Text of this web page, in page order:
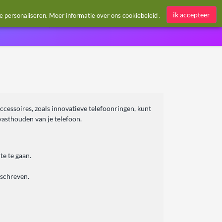
Aanmelden / Register
zoals innovatieve telefoonringen, kunt
van je telefoon.
te gaan.
personaliseren. Meer informatie over ons cookiebeleid. ik accepteer